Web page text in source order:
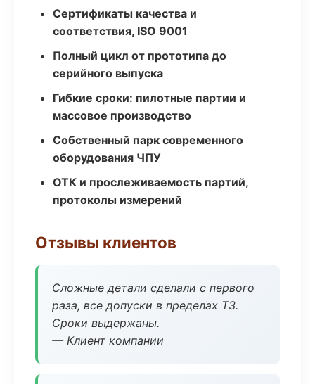
Сертификаты качества и
соответствия, ISO 9001
Полный цикл от прототипа до
серийного выпуска
Гибкие сроки: пилотные партии и
массовое производство
Собственный парк современного
оборудования ЧПУ
ОТК и прослеживаемость партий,
протоколы измерений
Отзывы клиентов
Сложные детали сделали с первого
раза, все допуски в пределах ТЗ.
Сроки выдержаны.
— Клиент компании